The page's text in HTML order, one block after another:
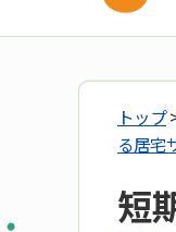
トップ
る居宅
短